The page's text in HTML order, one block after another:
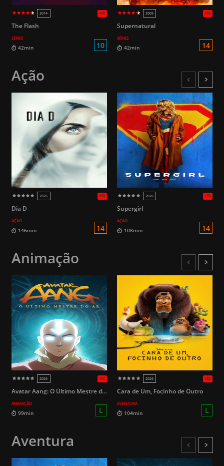
2026
HD
2014
The Flash
SÉRIES
10
Supernatural
SÉRIES
Ação
Dia D
AÇÃO
Supergirl
AÇÃO
Animação
Avatar Aang: O Último Mestre do Ar
ANIMAÇÃO
Cara de Um, Focinho de Outro
AVENTURA
Aventura